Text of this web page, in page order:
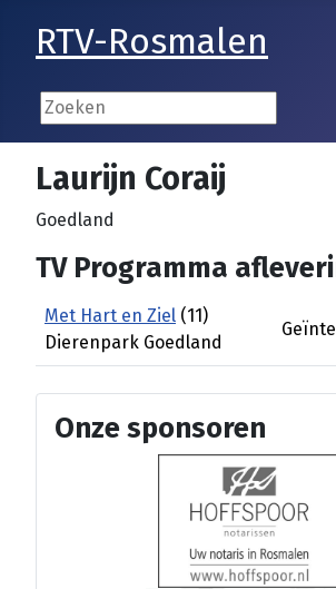
RTV-Rosmalen
Laurijn Coraij
Goedland
TV Programma
Met Hart en Ziel (11)
Dierenpark Goedland
Onze sponsoren